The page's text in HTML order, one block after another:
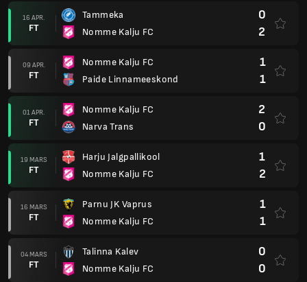
16 APR.
FT
Tammeka
Nomme Kalju FC
0
2
09 APR.
FT
Nomme Kalju FC
Paide Linnameeskond
1
1
01 APR.
FT
Nomme Kalju FC
Narva Trans
2
0
19 MARS
FT
Harju Jalgpallikool
Nomme Kalju FC
1
2
16 MARS
FT
Parnu JK Vaprus
Nomme Kalju FC
1
1
04 MARS
FT
Talinna Kalev
Nomme Kalju FC
0
0